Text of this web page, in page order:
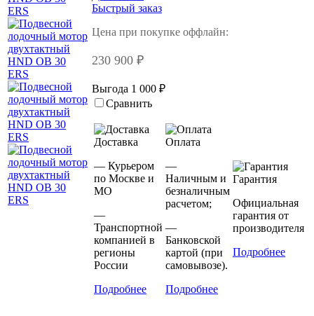
Быстрый заказ
Цена при покупке оффлайн:
230 900 ₽
Выгода 1 000 ₽
Сравнить
Доставка
— Курьером
по Москве и
МО
—
Транспортной
компанией в
регионы
России
Подробнее
Оплата
—
Наличным и
безналичным
расчетом;
—
Банковской
картой (при
самовывозе).
Подробнее
Гарантия
Официальная
гарантия от
производителя
Подробнее